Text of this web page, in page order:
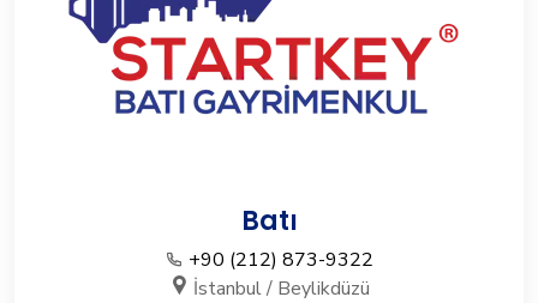
Batı
+90 (212) 873-9322
İstanbul / Beylikdüzü